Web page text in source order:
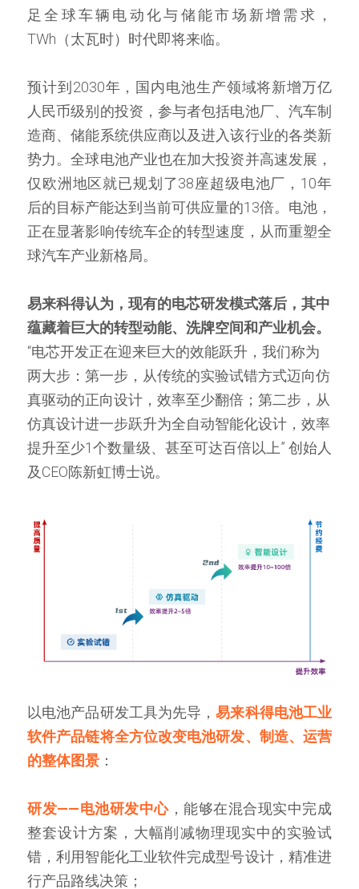
足全球车辆电动化与储能市场新增需求，
TWh（太瓦时）时代即将来临。
预计到2030年，国内电池生产领域将新增万亿
人民币级别的投资，参与者包括电池厂、汽车制
造商、储能系统供应商以及进入该行业的各类新
势力。全球电池产业也在加大投资并高速发展，
仅欧洲地区就已规划了38座超级电池厂，10年
后的目标产能达到当前可供应量的13倍。电池，
正在显著影响传统车企的转型速度，从而重塑全
球汽车产业新格局。
易来科得认为，现有的电芯研发模式落后，其中
蕴藏着巨大的转型动能、洗牌空间和产业机会。
“电芯开发正在迎来巨大的效能跃升，我们称为
两大步：第一步，从传统的实验试错方式迈向仿
真驱动的正向设计，效率至少翻倍；第二步，从
仿真设计进一步跃升为全自动智能化设计，效率
提升至少1个数量级、甚至可达百倍以上” 创始人
及CEO陈新虹博士说。
以电池产品研发工具为先导，易来科得电池工业
软件产品链将全方位改变电池研发、制造、运营
的整体图景 ：
研发——电池研发中心，能够在混合现实中完成
整套设计方案，大幅削减物理现实中的实验试
错，利用智能化工业软件完成型号设计，精准进
行产品路线决策；